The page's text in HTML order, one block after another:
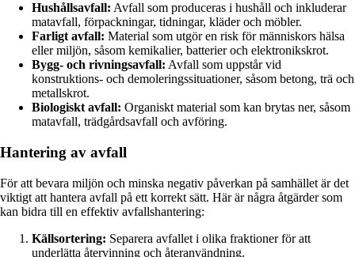
Hushållsavfall: Avfall som produceras i hushåll och inkluderar
matavfall, förpackningar, tidningar, kläder och möbler.
Farligt avfall: Material som utgör en risk för människors hälsa
eller miljön, såsom kemikalier, batterier och elektronikskrot.
Bygg- och rivningsavfall: Avfall som uppstår vid
konstruktions- och demoleringssituationer, såsom betong, trä och
metallskrot.
Biologiskt avfall: Organiskt material som kan brytas ner, såsom
matavfall, trädgårdsavfall och avföring.
Hantering av avfall
För att bevara miljön och minska negativ påverkan på samhället är det
viktigt att hantera avfall på ett korrekt sätt. Här är några åtgärder som
kan bidra till en effektiv avfallshantering:
Källsortering: Separera avfallet i olika fraktioner för att
underlätta återvinning och återanvändning.